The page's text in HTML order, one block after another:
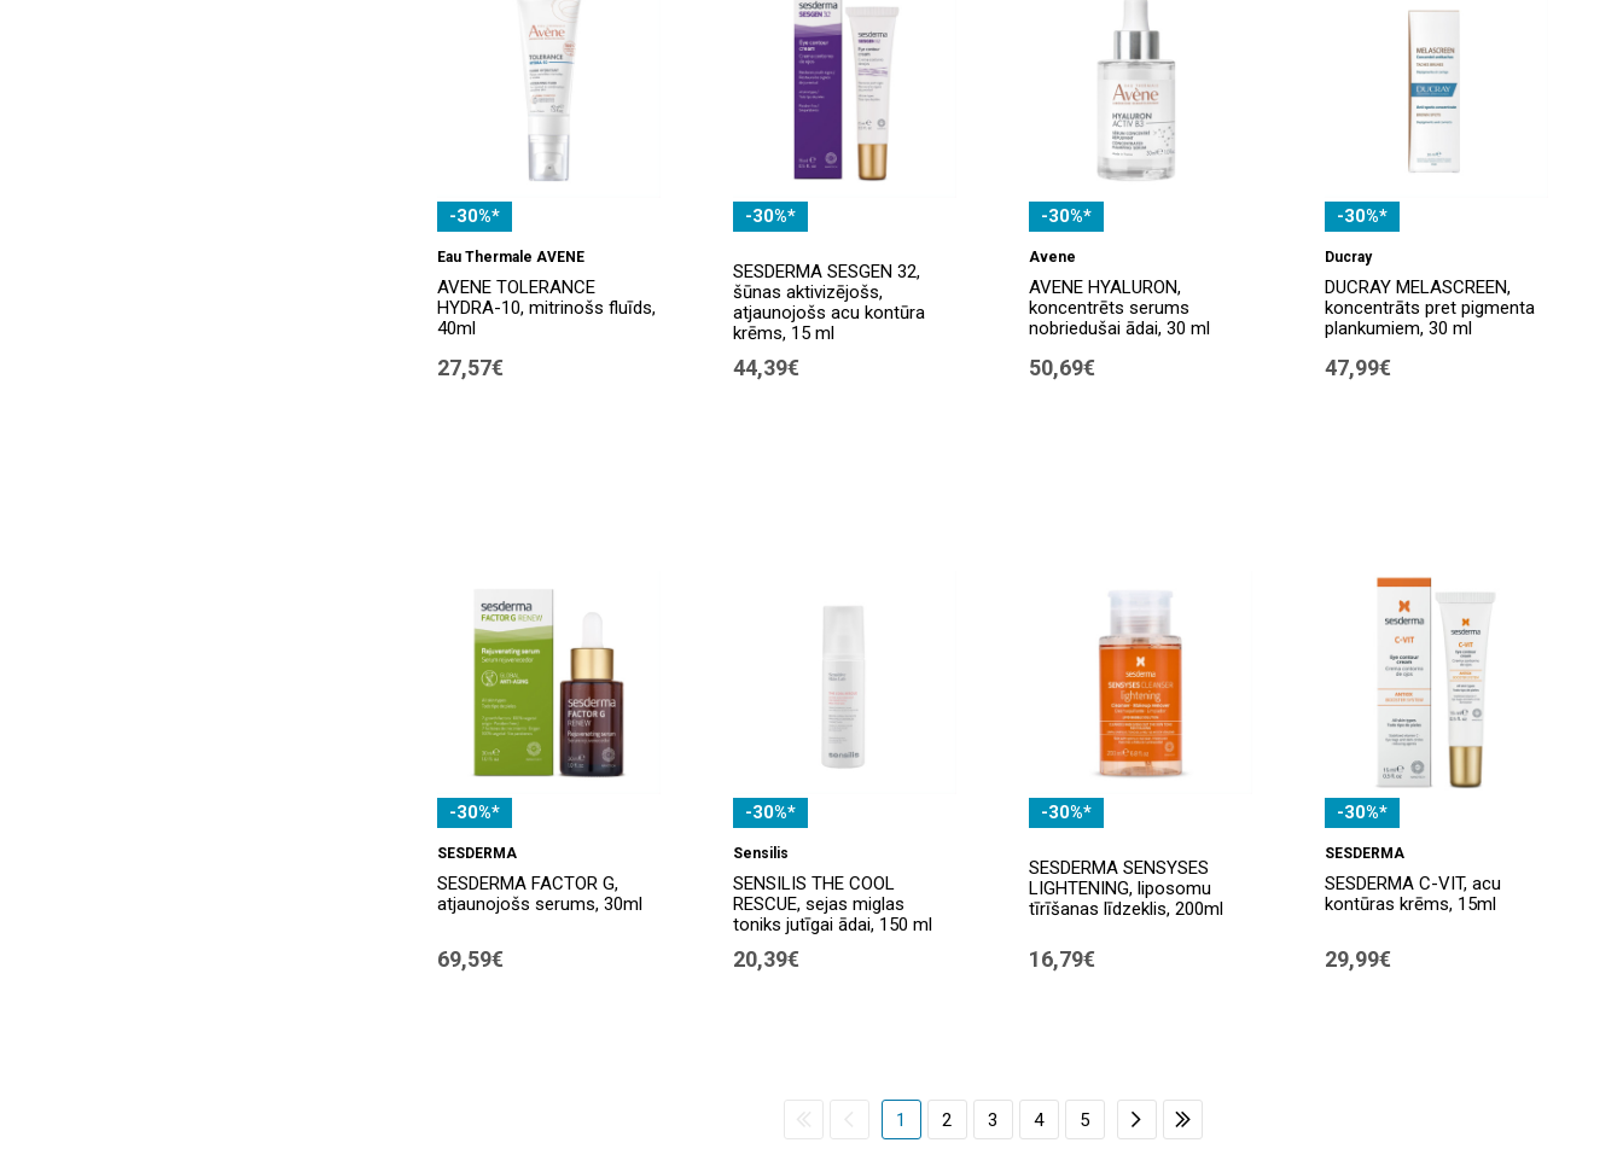
-30%*
Eau Thermale AVENE
AVENE TOLERANCE
HYDRA-10, mitrinošs fluīds,
40ml
27,57€
-30%*
SESDERMA SESGEN 32,
šūnas aktivizējošs,
atjaunojošs acu kontūra
krēms, 15 ml
44,39€
-30%*
Avene
AVENE HYALURON,
koncentrēts serums
nobriedušai ādai, 30 ml
50,69€
-30%*
Ducray
DUCRAY MELASCREEN,
koncentrāts pret pigmenta
plankumiem, 30 ml
47,99€
-30%*
SESDERMA
SESDERMA FACTOR G,
atjaunojošs serums, 30ml
69,59€
-30%*
Sensilis
SENSILIS THE COOL
RESCUE, sejas miglas
toniks jutīgai ādai, 150 ml
20,39€
-30%*
SESDERMA SENSYSES
LIGHTENING, liposomu
tīrīšanas līdzeklis, 200ml
16,79€
-30%*
SESDERMA
SESDERMA C-VIT, acu
kontūras krēms, 15ml
29,99€
1 2 3 4 5